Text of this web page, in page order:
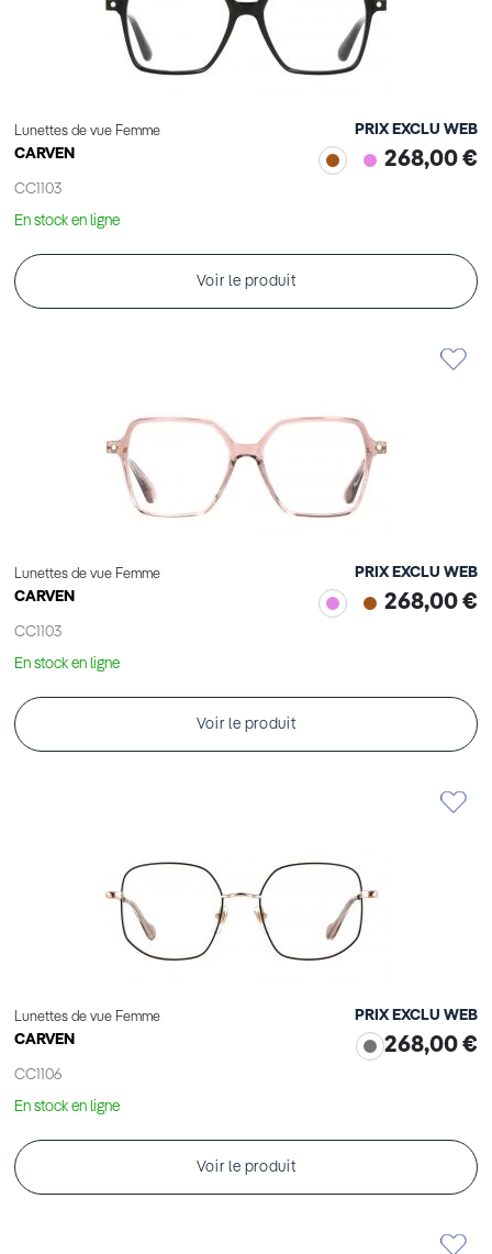
Lunettes de vue Femme
CARVEN
CC1103
PRIX EXCLU WEB
268,00 €
En stock en ligne
Voir le produit
Lunettes de vue Femme
CARVEN
CC1103
PRIX EXCLU WEB
268,00 €
En stock en ligne
Voir le produit
Lunettes de vue Femme
CARVEN
CC1106
PRIX EXCLU WEB
268,00 €
En stock en ligne
Voir le produit